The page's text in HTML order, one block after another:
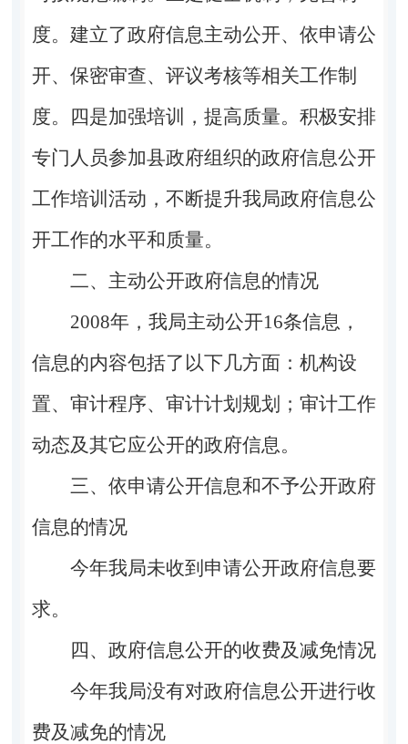
度。建立了政府信息主动公开、依申请公
开、保密审查、评议考核等相关工作制
度。四是加强培训，提高质量。积极安排
专门人员参加县政府组织的政府信息公开
工作培训活动，不断提升我局政府信息公
开工作的水平和质量。
二、主动公开政府信息的情况
2008年，我局主动公开16条信息，
信息的内容包括了以下几方面： 机构设
置、审计程序、 审计计划规划；审计工作
动态及其它应公开的政府信息。
三、依申请公开信息和不予公开政府
信息的情况
今年我局未收到申请公开政府信息要
求。
四、政府信息公开的收费及减免情况
今年我局没有对政府信息公开进行收
费及减免的情况